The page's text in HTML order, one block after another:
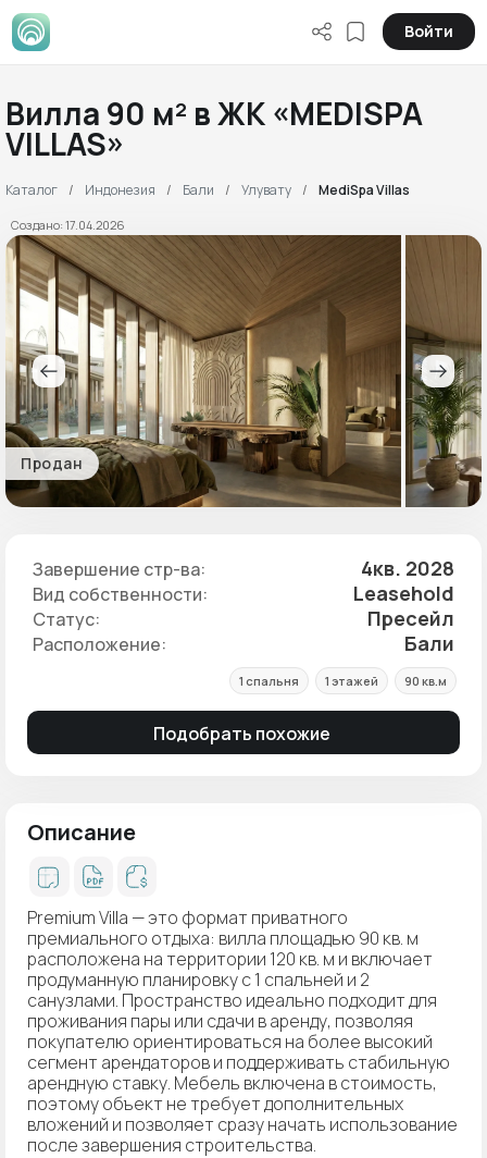
Войти
Вилла 90 м² в ЖК «MEDISPA
VILLAS»
Каталог Индонезия Бали Улувату MediSpa Villas
Создано: 17.04.2026
Продан
Завершение стр-ва: 4кв. 2028
Вид собственности: Leasehold
Статус: Пресейл
Расположение: Бали
1 спальня 1 этажей 90 кв.м
Подобрать похожие
Описание
Premium Villa — это формат приватного
премиального отдыха: вилла площадью 90 кв. м
расположена на территории 120 кв. м и включает
продуманную планировку с 1 спальней и 2
санузлами. Пространство идеально подходит для
проживания пары или сдачи в аренду, позволяя
покупателю ориентироваться на более высокий
сегмент арендаторов и поддерживать стабильную
арендную ставку. Мебель включена в стоимость,
поэтому объект не требует дополнительных
вложений и позволяет сразу начать использование
после завершения строительства.